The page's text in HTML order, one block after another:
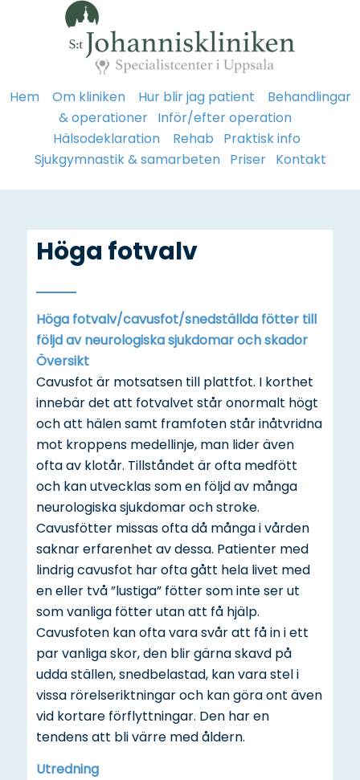
Hem Om kliniken Hur blir jag patient
Behandlingar
& operationer Inför/efter operation
Hälsodeklaration
Rehab
Praktisk info
Sjukgymnastik & samarbeten Priser Kontakt
Höga fotvalv
Höga fotvalv/cavusfot/snedställda fötter till
följd av neurologiska sjukdomar och skador
Översikt
Cavusfot är motsatsen till plattfot. I korthet
innebär det att fotvalvet står onormalt högt
och att hälen samt framfoten står inåtvridna
mot kroppens medellinje, man lider även
ofta av klotår. Tillståndet är ofta medfött
och kan utvecklas som en följd av många
neurologiska sjukdomar och stroke.
Cavusfötter missas ofta då många i vården
saknar erfarenhet av dessa. Patienter med
lindrig cavusfot har ofta gått hela livet med
en eller två ”lustiga” fötter som inte ser ut
som vanliga fötter utan att få hjälp.
Cavusfoten kan ofta vara svår att få in i ett
par vanliga skor, den blir gärna skavd på
udda ställen, snedbelastad, kan vara stel i
vissa rörelseriktningar och kan göra ont även
vid kortare förflyttningar. Den har en
tendens att bli värre med åldern.
Utredning